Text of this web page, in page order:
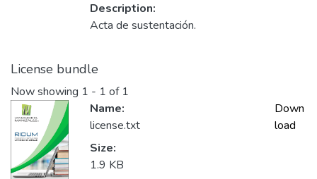
Description:
Acta de sustentación.
License bundle
Now showing 1 - 1 of 1
Name:
license.txt
Size:
1.9 KB
Down
load